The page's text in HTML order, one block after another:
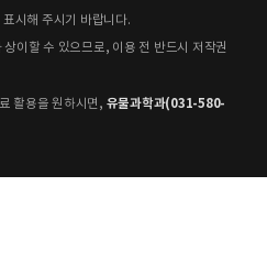
시해 주시기 바랍니다.
이할 수 있으므로, 이용 전 반드시 저작권
활용을 원하시면, 유물과학과(031-580-